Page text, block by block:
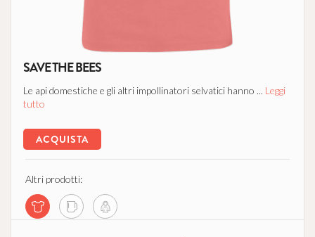
SAVE THE BEES
Le api domestiche e gli altri impollinatori selvatici hanno ... Leggi
tutto
ACQUISTA
Altri prodotti: